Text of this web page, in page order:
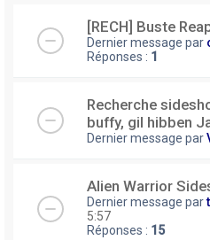
[RECH] Buste
Dernier message par
Réponses : 1
Recherche
buffy, gil hibben
Dernier message par
Alien Warrior
Dernier message par
5:57
Réponses : 15